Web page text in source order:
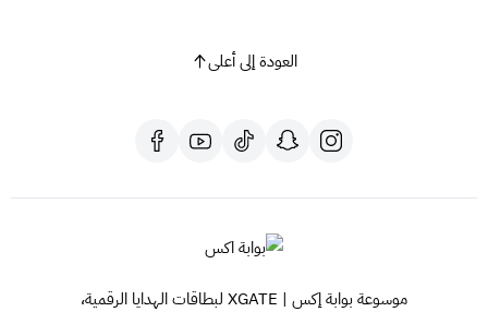
العودة إلى أعلى
موسوعة بوابة إكس | XGATE لبطاقات الهدايا الرقمية،